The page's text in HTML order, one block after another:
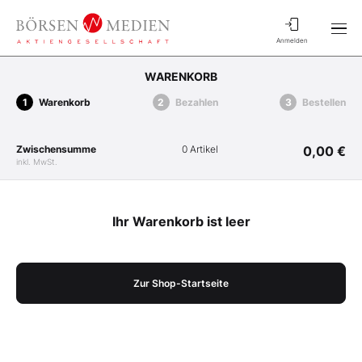
Anmelden
WARENKORB
Warenkorb Bezahlen Bestellen
Zwischensumme
inkl. MwSt.
0 Artikel 0,00 €
Ihr Warenkorb ist leer
Zur Shop-Startseite